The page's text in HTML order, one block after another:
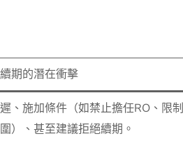
期的潛在衝擊
、施加條件（如禁止擔任RO、限制
）、甚至建議拒絕續期。